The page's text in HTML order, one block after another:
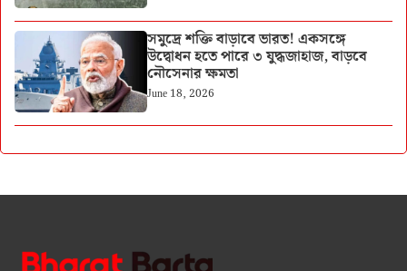
সমুদ্রে শক্তি বাড়াবে ভারত! একসঙ্গে
উদ্বোধন হতে পারে ৩ যুদ্ধজাহাজ, বাড়বে
নৌসেনার ক্ষমতা
June 18, 2026